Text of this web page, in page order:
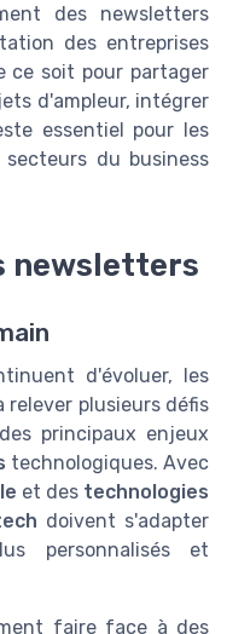
des newsletters
des entreprises
ce soit pour partager
d'ampleur, intégrer
essentiel pour les
du business
newsletters
d'évoluer, les
relever plusieurs défis
principaux enjeux
technologiques. Avec
et des technologies
doivent s'adapter
personnalisés et
faire face à des